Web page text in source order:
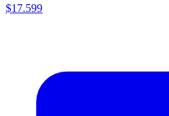
$17.599